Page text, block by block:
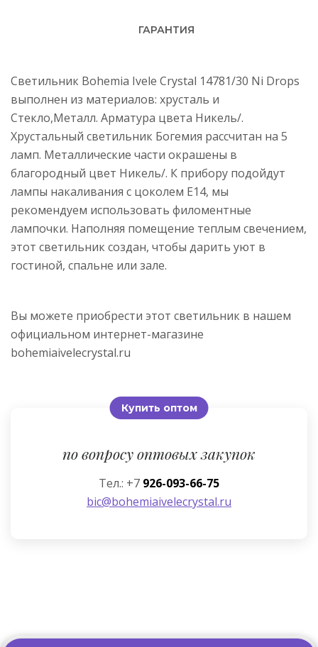
ГАРАНТИЯ
Светильник Bohemia Ivele Crystal 14781/30 Ni Drops
выполнен из материалов: хрусталь и
Стекло,Металл. Арматура цвета Никель/.
Хрустальный светильник Богемия рассчитан на 5
ламп. Металлические части окрашены в
благородный цвет Никель/. К прибору подойдут
лампы накаливания с цоколем E14, мы
рекомендуем использовать филоментные
лампочки. Наполняя помещение теплым свечением,
этот светильник создан, чтобы дарить уют в
гостиной, спальне или зале.
Вы можете приобрести этот светильник в нашем
официальном интернет-магазине
bohemiaivelecrystal.ru
Купить оптом
по вопросу оптовых закупок
Тел.: +7 926-093-66-75
bic@bohemiaivelecrystal.ru